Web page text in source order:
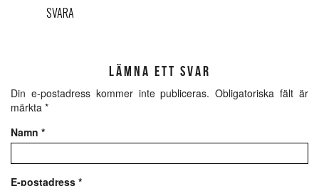
SVARA
LÄMNA ETT SVAR
Din e-postadress kommer inte publiceras. Obligatoriska fält är
märkta *
Namn *
E-postadress *